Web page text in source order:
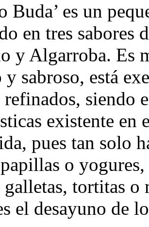
Buda’ es un
en tres sabores
y Algarroba. Es
sabroso, está
refinados, siendo
existente en
pues tan solo
o
galletas, tortitas
el desayuno de